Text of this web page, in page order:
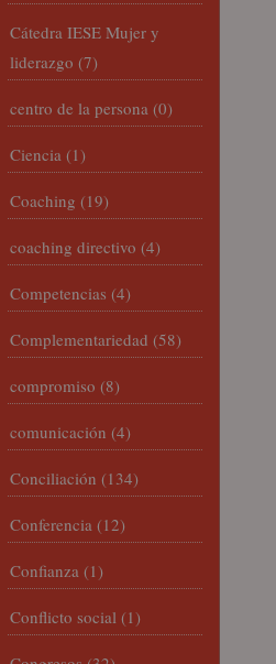
Cátedra IESE Mujer y
liderazgo (7)
centro de la persona (0)
Ciencia (1)
Coaching (19)
coaching directivo (4)
Competencias (4)
Complementariedad (58)
compromiso (8)
comunicación (4)
Conciliación (134)
Conferencia (12)
Confianza (1)
Conflicto social (1)